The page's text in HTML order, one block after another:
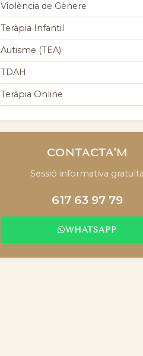
Violència de Gènere
Teràpia Infantil
Autisme (TEA)
TDAH
Teràpia Online
CONTACTA'M
Sessió informativa gratuïta
617 63 97 79
WHATSAPP